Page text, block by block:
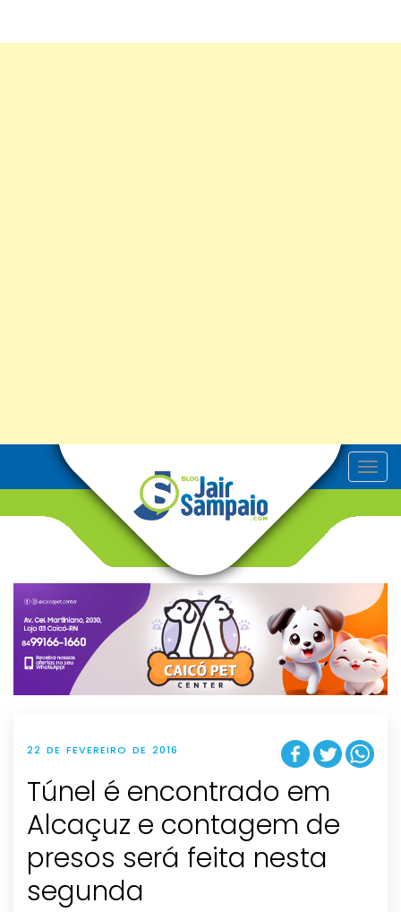
T
o
v
g
t
i
o
n
22 DE FEVEREIRO DE 2016
Túnel é encontrado em
Alcaçuz e contagem de
presos será feita nesta
segunda